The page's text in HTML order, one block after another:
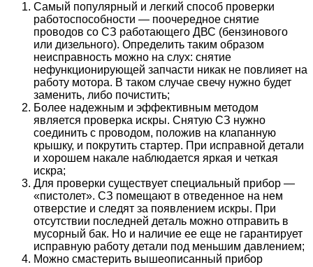
Самый популярный и легкий способ проверки
работоспособности — поочередное снятие
проводов со СЗ работающего ДВС (бензинового
или дизельного). Определить таким образом
неисправность можно на слух: снятие
нефункционирующей запчасти никак не повлияет на
работу мотора. В таком случае свечу нужно будет
заменить, либо почистить;
Более надежным и эффективным методом
является проверка искры. Снятую СЗ нужно
соединить с проводом, положив на клапанную
крышку, и покрутить стартер. При исправной детали
и хорошем накале наблюдается яркая и четкая
искра;
Для проверки существует специальный прибор —
«пистолет». СЗ помещают в отведенное на нем
отверстие и следят за появлением искры. При
отсутствии последней деталь можно отправить в
мусорный бак. Но и наличие ее еще не гарантирует
исправную работу детали под меньшим давлением;
Можно смастерить вышеописанный прибор